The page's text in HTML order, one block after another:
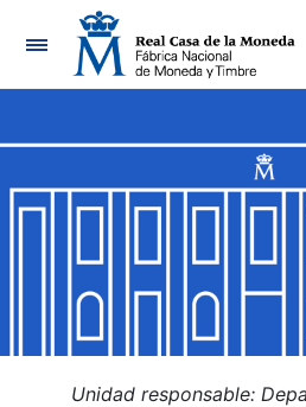
Navegación
Mostrar/Ocultar
Mostrar/Ocultar
Mostrar/Ocultar
Unidad responsable: